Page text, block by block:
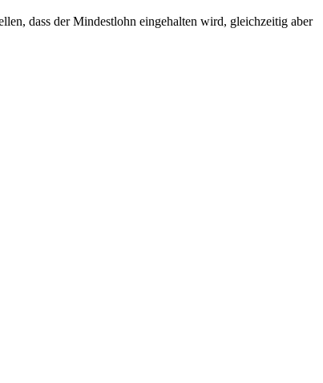
dass der Mindestlohn eingehalten wird, gleichzeitig aber